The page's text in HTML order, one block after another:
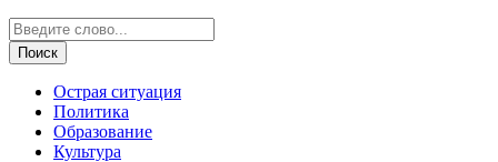
Острая ситуация
Политика
Образование
Культура